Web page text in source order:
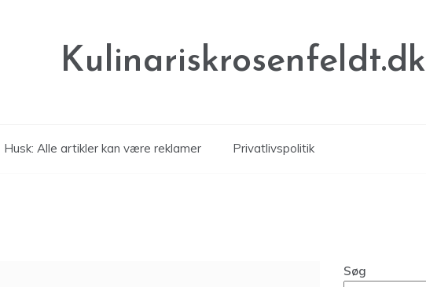
Kulinariskrosenfeldt.dk
Husk: Alle artikler kan være reklamer Privatlivspolitik
Søg